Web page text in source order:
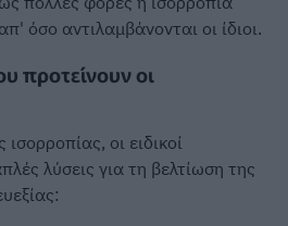
όσο αντιλαμβάνονται οι ίδιοι.
προτείνουν οι
οι ειδικοί
λύσεις για τη βελτίωση της